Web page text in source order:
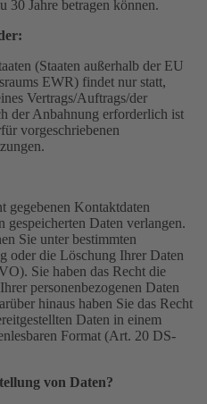
30 Jahre betragen können.
(Staaten außerhalb der EU
EWR) findet nur statt,
Vertrags/Auftrags/der
der Anbahnung erforderlich ist
vorgeschriebenen
gegebenen Kontaktdaten
Daten verlangen.
Sie unter bestimmten
oder die Löschung Ihrer Daten
Sie haben das Recht die
personenbezogenen Daten
hinaus haben Sie das Recht
Daten in einem
Format (Art. 20 DS-
von Daten?